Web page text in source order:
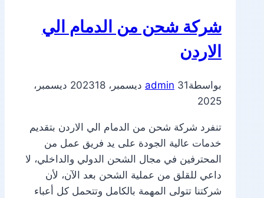
شركة شحن من الدمام الي
الاردن
بواسطة admin 31 ديسمبر، 2023
18 ديسمبر،
2025
تنفرد شركة شحن من الدمام الي الاردن بتقديم
خدمات عالية الجودة على يد فريق عمل من
المحترفين في مجال الشحن الدولي والداخلي، لا
داعي للقلق من عملية الشحن بعد الآن، لأن
شركتنا تتولى المهمة بالكامل وتتحمل كل أعباء